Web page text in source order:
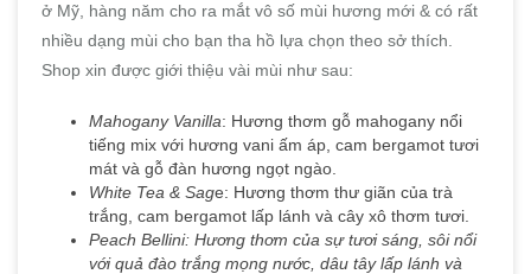
ở Mỹ, hàng năm cho ra mắt vô số mùi hương mới & có rất
nhiều dạng mùi cho bạn tha hồ lựa chọn theo sở thích.
Shop xin được giới thiệu vài mùi như sau:
Mahogany Vanilla: Hương thơm gỗ mahogany nổi
tiếng mix với hương vani ấm áp, cam bergamot tươi
mát và gỗ đàn hương ngọt ngào.
White Tea & Sage: Hương thơm thư giãn của trà
trắng, cam bergamot lấp lánh và cây xô thơm tươi.
Peach Bellini: Hương thơm của sự tươi sáng, sôi nổi
với quả đào trắng mọng nước, dâu tây lấp lánh và